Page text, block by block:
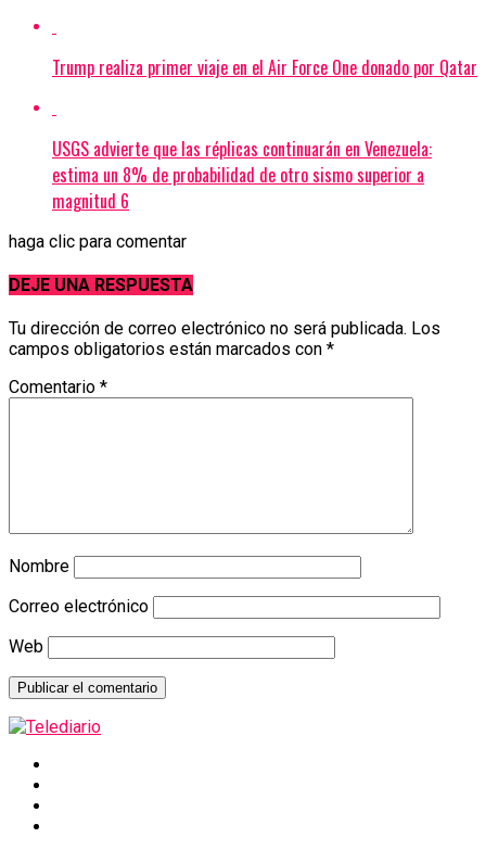
Trump realiza primer viaje en el Air Force One donado por Qatar
USGS advierte que las réplicas continuarán en Venezuela:
estima un 8% de probabilidad de otro sismo superior a
magnitud 6
haga clic para comentar
DEJE UNA RESPUESTA
Tu dirección de correo electrónico no será publicada. Los
campos obligatorios están marcados con *
Comentario *
Nombre
Correo electrónico
Web